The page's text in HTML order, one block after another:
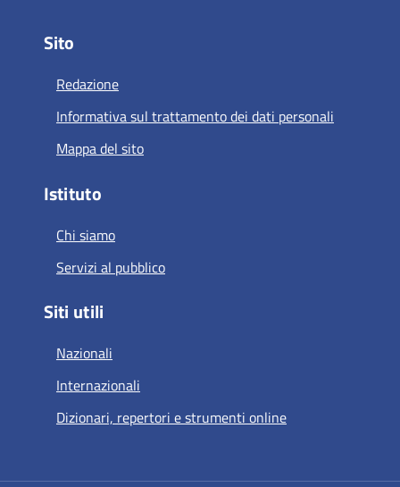
Sito
Redazione
Informativa sul trattamento dei dati personali
Mappa del sito
Istituto
Chi siamo
Servizi al pubblico
Siti utili
Nazionali
Internazionali
Dizionari, repertori e strumenti online